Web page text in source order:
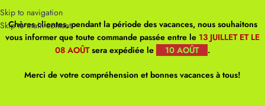
Skip to navigation
Skip to main content
Chères clientes, pendant la période des vacances, nous souhaitons
vous informer que toute commande passée entre le 13 JUILLET ET LE
08 AOÛTsera expédiée le 10 AOÛT .
Merci de votre compréhension et bonnes vacances à tous!